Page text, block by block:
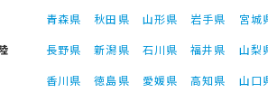
青森県 秋田県 山形県 岩手県 宮城
長野県 新潟県 石川県 福井県 山梨
香川県 徳島県 愛媛県 高知県 山口